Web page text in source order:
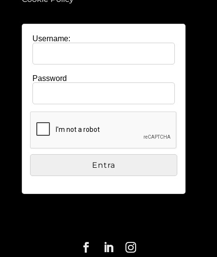
Username:
Password